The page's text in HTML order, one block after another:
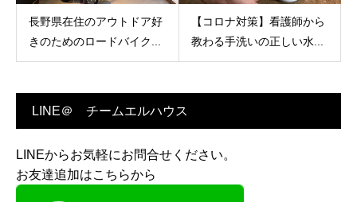
長野県在住のアウトドア好
きのためのロードバイク...
【コロナ対策】看護師から
教わる手洗いの正しい水...
LINE＠ チームエルハウス
LINEからお気軽にお問合せください。
お友達追加はこちらから